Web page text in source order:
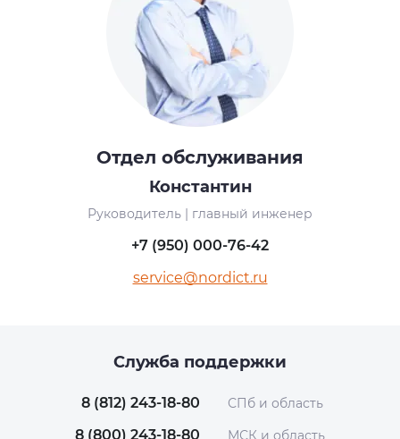
Отдел обслуживания
Константин
Руководитель | главный инженер
+7 (950) 000-76-42
service@nordict.ru
Служба поддержки
8 (812) 243-18-80 СПб и область
8 (800) 243-18-80 МСК и область